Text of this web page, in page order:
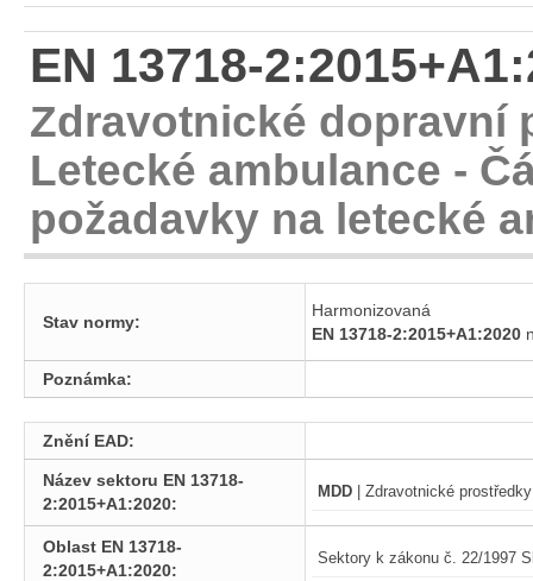
EN 13718-
Zdravotnické dopravní
Letecké ambulance -
požadavky na letecké
Stav normy:
Harmonizovaná
EN 13718-2:2015+A1:2020
Poznámka:
Znění EAD:
Název sektoru EN 13718-
2:2015+A1:2020:
MDD | Zdravotnické
Oblast EN 13718-
2:2015+A1:2020:
Sektory k zákonu č. 22/1997